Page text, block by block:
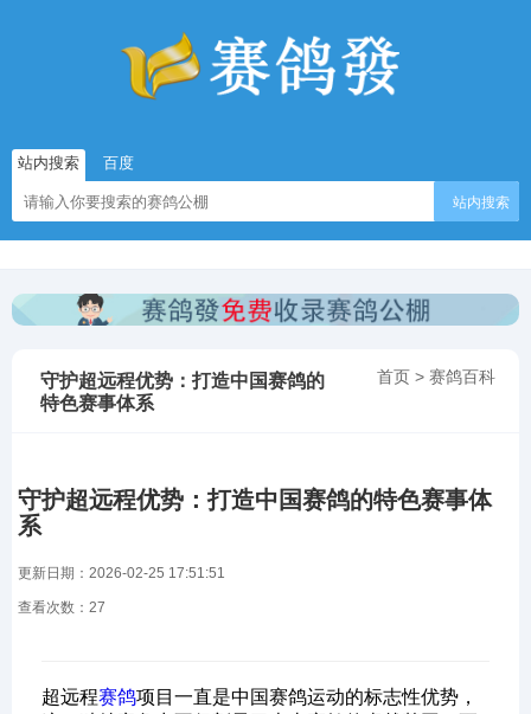
站内搜索 百度
站内搜索
首页 > 赛鸽百科
守护超远程优势：打造中国赛鸽的
特色赛事体系
守护超远程优势：打造中国赛鸽的特色赛事体
系
更新日期：2026-02-25 17:51:51
查看次数： 27
超远程赛鸽项目一直是中国赛鸽运动的标志性优势，